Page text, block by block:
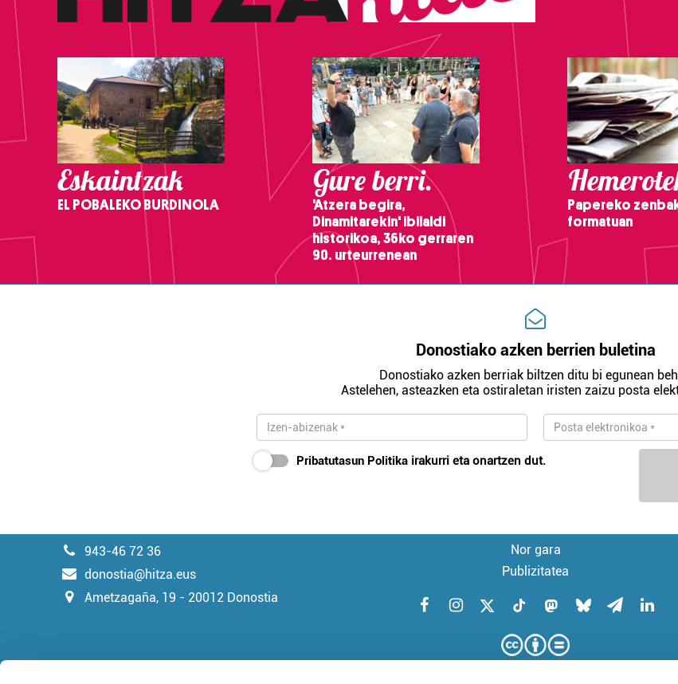
Eskaintzak
EL POBALEKO BURDINOLA
Gure berri.
'Atzera begira,
Dinamitarekin' ibilaldi
historikoa, 36ko gerraren
90. urteurrenean
Papereko
formatuan
Donostiako azken berrien buletina
Donostiako azken berriak biltzen ditu bi egunean
Astelehen, asteazken eta ostiraletan iristen zaizu posta
Pribatutasun Politika irakurri eta onartzen dut.
943-46 72 36
donostia@hitza.eus
Ametzagaña, 19 - 20012 Donostia
Nor gara
Publizitatea